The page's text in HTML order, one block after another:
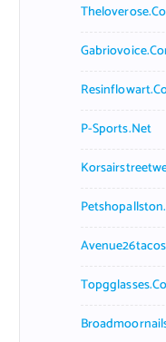
P-Sports.net